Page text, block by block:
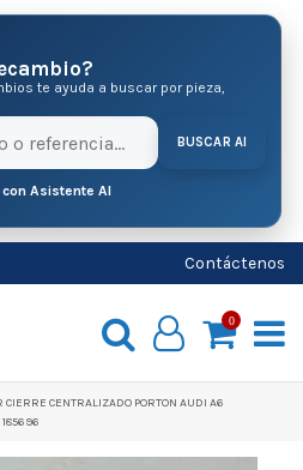
te ayuda a buscar por pieza,
BUSCAR AI
con Asistente AI
Contáctenos
0
CIERRE CENTRALIZADO PORTON AUDI A6